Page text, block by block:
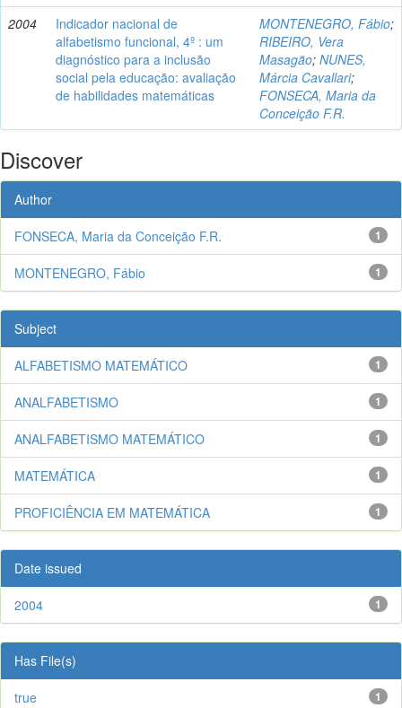
2004
Indicador nacional de
alfabetismo funcional, 4º : um
diagnóstico para a inclusão
social pela educação: avaliação
de habilidades matemáticas
MONTENEGRO, Fábio;
RIBEIRO, Vera
Masagão; NUNES,
Márcia Cavallari;
FONSECA, Maria da
Conceição F.R.
Discover
Author
1
FONSECA, Maria da Conceição F.R.
1
MONTENEGRO, Fábio
Subject
1
ALFABETISMO MATEMÁTICO
1
ANALFABETISMO
1
ANALFABETISMO MATEMÁTICO
1
MATEMÁTICA
1
PROFICIÊNCIA EM MATEMÁTICA
Date issued
1
2004
Has File(s)
1
true